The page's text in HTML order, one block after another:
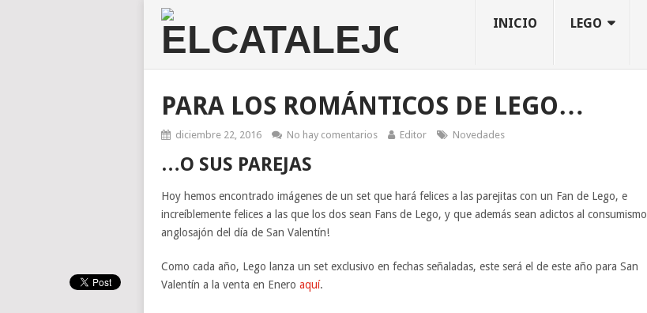
INICIO LEGO
PARA LOS ROMÁNTICOS DE LEGO…
diciembre 22, 2016 No hay comentarios Editor Novedades
…O SUS PAREJAS
Hoy hemos encontrado imágenes de un set que hará felices a las parejitas con un Fan de Lego, e
increíblemente felices a las que los dos sean Fans de Lego, y que además sean adictos al consumismo
anglosajón del día de San Valentín!
Como cada año, Lego lanza un set exclusivo en fechas señaladas, este será el de este año para San
Valentín a la venta en Enero aquí.